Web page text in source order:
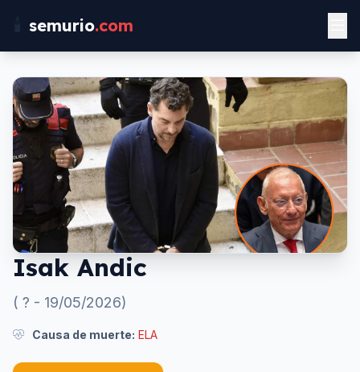
semurio.com
Isak Andic
( ? - 19/05/2026)
Causa de muerte: ELA